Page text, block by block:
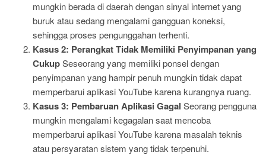
mungkin berada di daerah dengan sinyal internet yang
buruk atau sedang mengalami gangguan koneksi,
sehingga proses pengunggahan terhenti.
Kasus 2: Perangkat Tidak Memiliki Penyimpanan yang
CukupSeseorang yang memiliki ponsel dengan
penyimpanan yang hampir penuh mungkin tidak dapat
memperbarui aplikasi YouTube karena kurangnya ruang.
Kasus 3: Pembaruan Aplikasi Gagal Seorang pengguna
mungkin mengalami kegagalan saat mencoba
memperbarui aplikasi YouTube karena masalah teknis
atau persyaratan sistem yang tidak terpenuhi.